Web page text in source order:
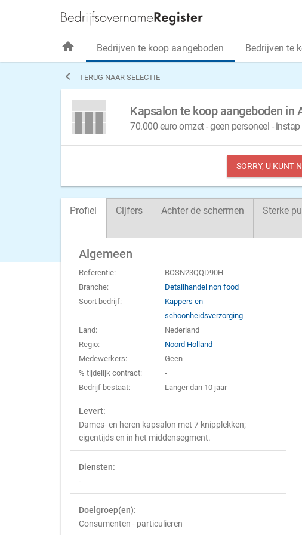
 TERUG NAAR SELECTIE
Kapsalon te koop aangeboden in
70.000 euro omzet - geen personeel -
SORRY, U KUNT
Profiel Cijfers Achter de schermen Sterke
Algemeen
Referentie:
BOSN23QQD90H
Branche:
Detailhandel non food
Soort bedrijf:
Kappers en
schoonheidsverzorging
Land:
Nederland
Regio:
Noord Holland
Medewerkers:
Geen
% tijdelijk contract:
-
Bedrijf bestaat:
Langer dan 10 jaar
Levert:
Dames- en heren kapsalon met 7 knipplekken;
eigentijds en in het middensegment.
Diensten:
-
Doelgroep(en):
Consumenten - particulieren
home Bedrijven te koop aangeboden Bedrijven te